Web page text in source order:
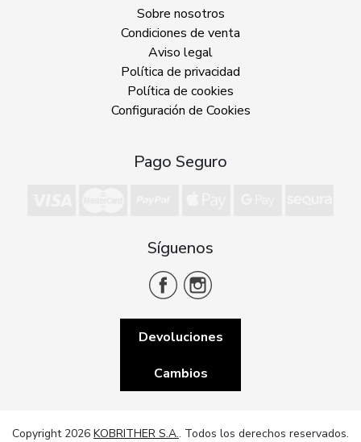
Sobre nosotros
Condiciones de venta
Aviso legal
Política de privacidad
Política de cookies
Configuración de Cookies
Pago Seguro
Síguenos
Devoluciones
Cambios
Copyright 2026 KOBRITHER S.A.. Todos los derechos reservados.